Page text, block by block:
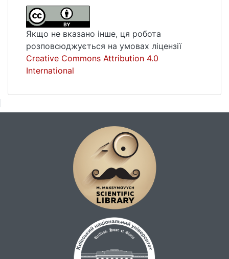
Якщо не вказано інше, ця робота
розповсюджується на умовах ліцензії
Creative Commons Attribution 4.0
International